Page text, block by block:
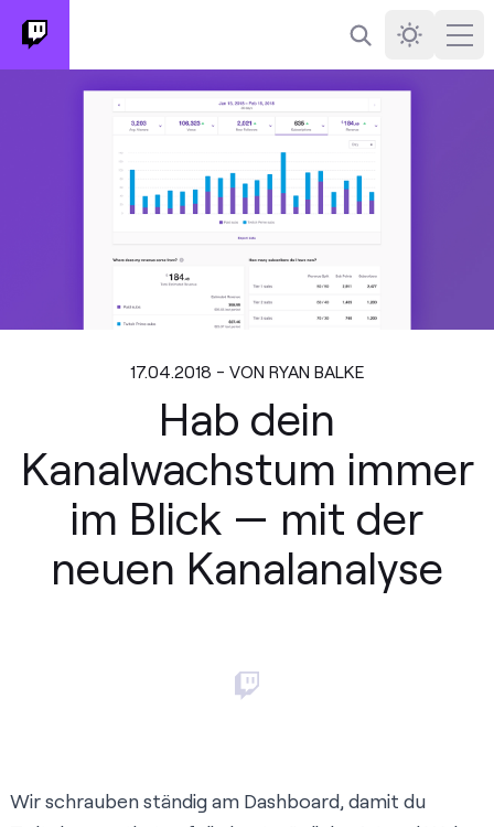
SuchenDarkmode
17.04.2018 - VON RYAN BALKE
Hab dein
Kanalwachstum immer
im Blick — mit der
neuen Kanalanalyse
Wir schrauben ständig am Dashboard, damit du